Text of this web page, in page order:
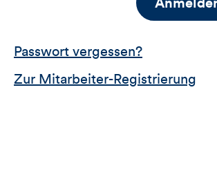
Passwort vergessen?
Zur Mitarbeiter-Registrierung